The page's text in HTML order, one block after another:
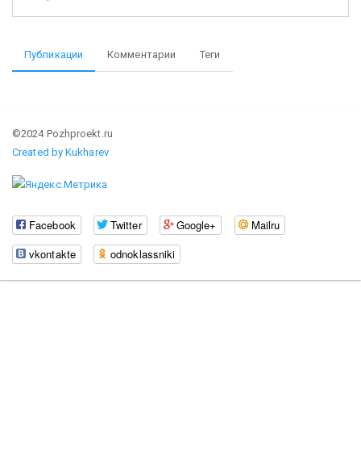
Публикации Комментарии Теги
©2024 Pozhproekt.ru
Created by Kukharev
Facebook Twitter Google+
Mailru
vkontakte
odnoklassniki